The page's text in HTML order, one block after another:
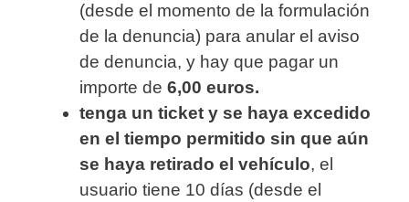
(desde el momento de la formulación
de la denuncia) para anular el aviso
de denuncia, y hay que pagar un
importe de 6,00 euros.
tenga un ticket y se haya excedido
en el tiempo permitido sin que aún
se haya retirado el vehículo, el
usuario tiene 10 días (desde el